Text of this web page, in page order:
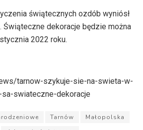
świątecznych ozdób wyniósł
Świąteczne dekoracje będzie można
2022 roku.
tarnow-szykuje-sie-na-swieta-w-
swiateczne-dekoracje
Tarnów
Małopolska